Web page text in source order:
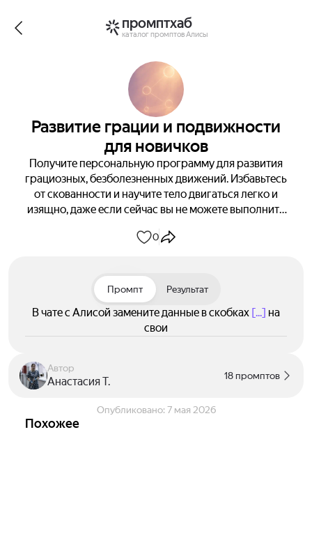
промптхаб
каталог промптов Алисы
Развитие грации и подвижности
для новичков
Получите персональную программу для развития
грациозных, безболезненных движений. Избавьтесь
от скованности и научите тело двигаться легко и
изящно, даже если сейчас вы не можете выполнить
дискомфорта — только плавные, осознанные
0
Промпт Результат
В чате с Алисой замените данные в скобках [...] на
свои
Автор
Анастасия Т. 18 промптов
Опубликовано: 7 мая 2026
Похожее